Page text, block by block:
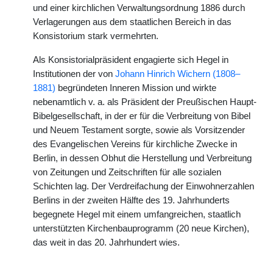
und einer kirchlichen Verwaltungsordnung 1886 durch
Verlagerungen aus dem staatlichen Bereich in das
Konsistorium stark vermehrten.
Als Konsistorialpräsident engagierte sich Hegel in
Institutionen der von Johann Hinrich Wichern (1808–
1881) begründeten Inneren Mission und wirkte
nebenamtlich v. a. als Präsident der Preußischen Haupt-
Bibelgesellschaft, in der er für die Verbreitung von Bibel
und Neuem Testament sorgte, sowie als Vorsitzender
des Evangelischen Vereins für kirchliche Zwecke in
Berlin, in dessen Obhut die Herstellung und Verbreitung
von Zeitungen und Zeitschriften für alle sozialen
Schichten lag. Der Verdreifachung der Einwohnerzahlen
Berlins in der zweiten Hälfte des 19. Jahrhunderts
begegnete Hegel mit einem umfangreichen, staatlich
unterstützten Kirchenbauprogramm (20 neue Kirchen),
das weit in das 20. Jahrhundert wies.